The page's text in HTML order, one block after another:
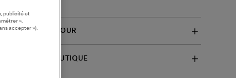
ET RETOUR
BOUTIQUE
publicité et
»,
accepter »).